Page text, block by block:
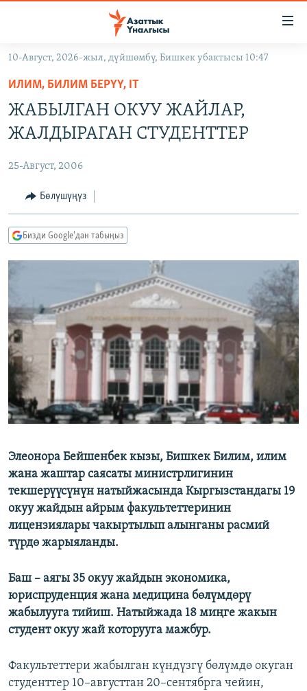
Навигацияга
өтүңүз
Издөөгө
салыңыз
ЭКОНОМИКА
МАДАНИЯТ
БОРБОР АЗИЯ
АТАЙЫН ИЛИКТӨӨ
ТВ ПРОГРАММАЛАР
ЭКСПЕРТТЕР ТАЛДАЙТ
ЭЖЕ-СИҢДИЛЕР
АЗАТТЫК+
ЫҢГАЙСЫЗ СУРООЛОР
ӨЗГӨЧӨ ПИКИР
ОНЛАЙН ШЕРИНЕ
ЭЕ/АРнун бардык сайттары
10-Август, 2026-жыл, дүйшөмбү, Бишкек убактысы 10:47
ИЛИМ, БИЛИМ БЕРҮҮ, IT
ЖАБЫЛГАН ОКУУ ЖАЙЛАР,
ЖАЛДЫРАГАН СТУДЕНТТЕР
25-Август, 2006
Бөлүшүңүз
Бизди Google'дан табыңыз
Элеонора Бейшенбек кызы, Бишкек Билим, илим
жана жаштар саясаты министрлигинин
текшерүүсүнүн натыйжасында Кыргызстандагы 19
окуу жайдын айрым факультеттеринин
лицензиялары чакыртылып алынганы расмий
түрдө жарыяланды.
Баш – аягы 35 окуу жайдын экономика,
юриспруденция жана медицина бөлүмдөрү
жабылууга тийиш. Натыйжада 18 миңге жакын
студент окуу жай которууга мажбур.
Факультеттери жабылган күндүзгү бөлүмдө окуган
студенттер 10–августтан 20–сентябрга чейин,